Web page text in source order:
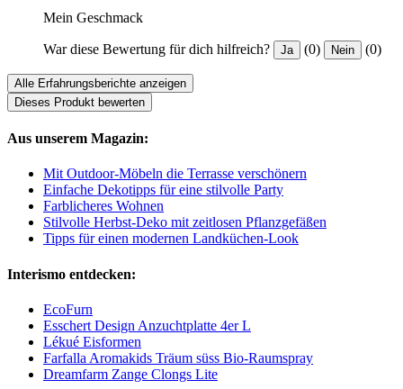
Mein Geschmack
War diese Bewertung für dich hilfreich? Ja (0) Nein (0)
Alle Erfahrungsberichte anzeigen
Dieses Produkt bewerten
Aus unserem Magazin:
Mit Outdoor-Möbeln die Terrasse verschönern
Einfache Dekotipps für eine stilvolle Party
Farblicheres Wohnen
Stilvolle Herbst-Deko mit zeitlosen Pflanzgefäßen
Tipps für einen modernen Landküchen-Look
Interismo entdecken:
EcoFurn
Esschert Design Anzuchtplatte 4er L
Lékué Eisformen
Farfalla Aromakids Träum süss Bio-Raumspray
Dreamfarm Zange Clongs Lite